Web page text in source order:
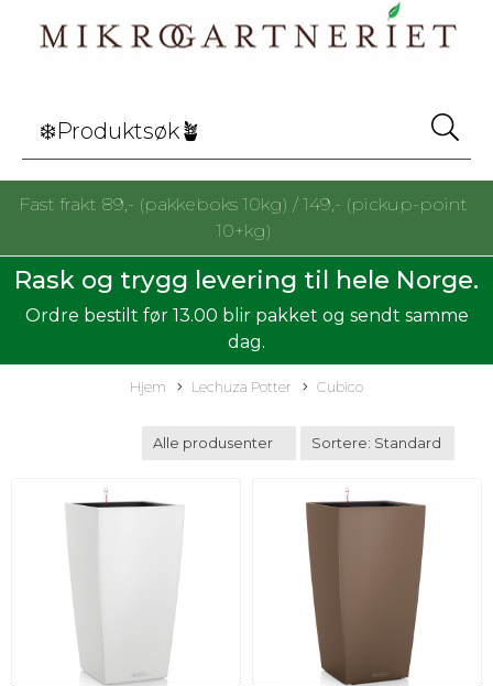
Fast frakt 89,- (pakkeboks 10kg) / 149,- (pickup-point
10+kg)
Rask og trygg levering til hele Norge.
Ordre bestilt før 13.00 blir pakket og sendt samme
dag.
Hjem Lechuza Potter Cubico